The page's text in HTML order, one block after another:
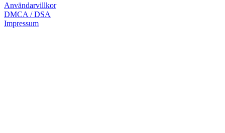
Användarvillkor
DMCA / DSA
Impressum